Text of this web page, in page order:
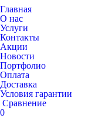
Главная
О нас
Услуги
Контакты
Акции
Новости
Портфолио
Оплата
Доставка
Условия гарантии
Сравнение
0